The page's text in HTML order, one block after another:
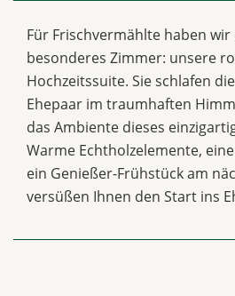
Für Frischvermählte haben wir
besonderes Zimmer: unsere
Hochzeitssuite. Sie schlafen
Ehepaar im traumhaften
das Ambiente dieses
Warme Echtholzelemente,
ein Genießer-Frühstück am
versüßen Ihnen den Start ins